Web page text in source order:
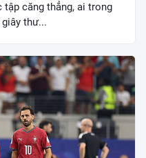
tập căng thẳng, ai trong
thư...